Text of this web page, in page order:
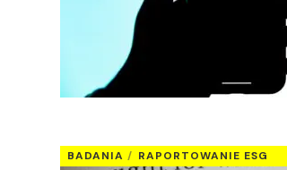
BADANIA RAPORTOWANIE ESG